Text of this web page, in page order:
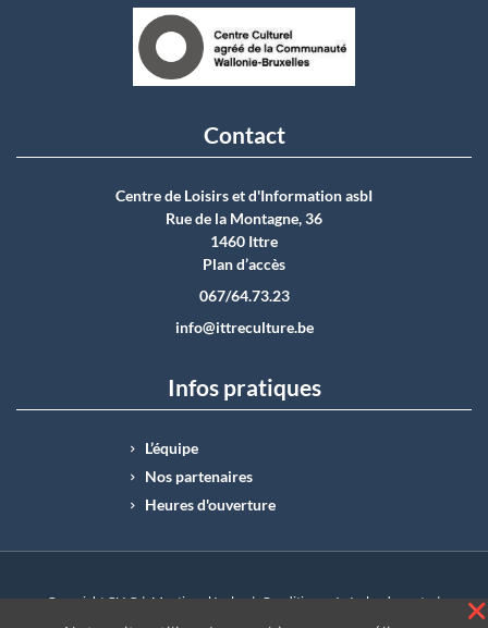
Contact
Centre de Loisirs et d'Information asbI
Rue de la Montagne, 36
1460 Ittre
Plan d’accès
067/64.73.23
info@ittreculture.be
Infos pratiques
L’équipe
Nos partenaires
Heures d'ouverture
Copyright CLI © | Mentions légales | Conditions générales de vente |